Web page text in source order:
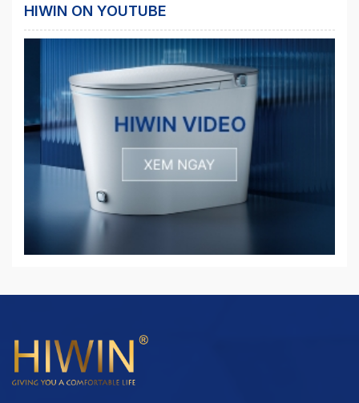
HIWIN ON YOUTUBE